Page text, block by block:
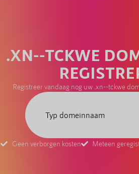
.XN--TCKWE
Registreer vandaag nog uw .xn--tckwe
Geen verborgen kosten Meteen